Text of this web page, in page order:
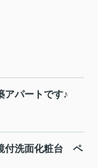
アパートです♪
付洗面化粧台
ペ